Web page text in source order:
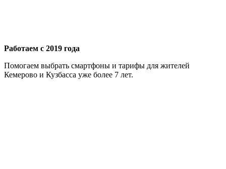
Работаем с 2019 года
Помогаем выбрать смартфоны и тарифы для жителей
Кемерово и Кузбасса уже более 7 лет.